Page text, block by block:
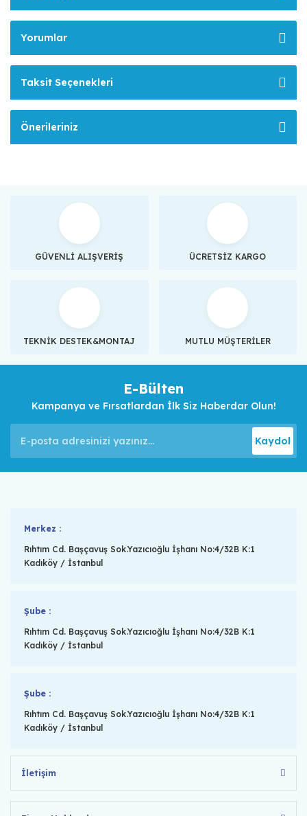
Yorumlar
Taksit Seçenekleri
Önerileriniz
GÜVENLİ ALIŞVERİŞ ÜCRETSİZ KARGO
TEKNİK DESTEK&MONTAJ MUTLU MÜŞTERİLER
E-Bülten
Kampanya ve Fırsatlardan İlk Siz Haberdar Olun!
Kaydol
Merkez :
Rıhtım Cd. Başçavuş Sok.Yazıcıoğlu İşhanı No:4/32B K:1
Kadıköy / İstanbul
Şube :
Rıhtım Cd. Başçavuş Sok.Yazıcıoğlu İşhanı No:4/32B K:1
Kadıköy / İstanbul
Şube :
Rıhtım Cd. Başçavuş Sok.Yazıcıoğlu İşhanı No:4/32B K:1
Kadıköy / İstanbul
İletişim